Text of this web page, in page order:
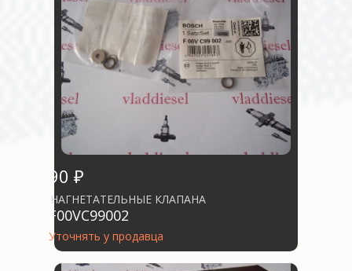
90 ₽
НАГНЕТАТЕЛЬНЫЕ КЛАПАНА
F00VC99002
Уточнять у продавца